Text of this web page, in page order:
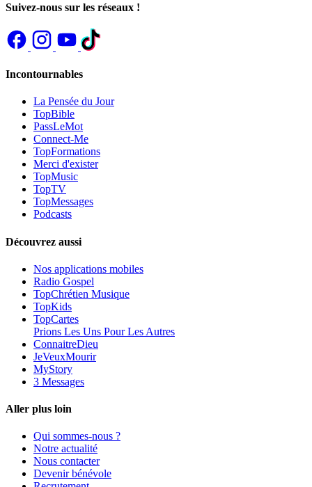
Suivez-nous sur les réseaux !
Incontournables
La Pensée du Jour
TopBible
PassLeMot
Connect-Me
TopFormations
Merci d'exister
TopMusic
TopTV
TopMessages
Podcasts
Découvrez aussi
Nos applications mobiles
Radio Gospel
TopChrétien Musique
TopKids
TopCartes
Prions Les Uns Pour Les Autres
ConnaitreDieu
JeVeuxMourir
MyStory
3 Messages
Aller plus loin
Qui sommes-nous ?
Notre actualité
Nous contacter
Devenir bénévole